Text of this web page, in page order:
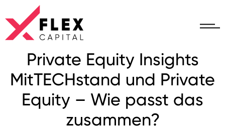
Private Equity Insights
MitTECHstand und Private
Equity – Wie passt das
zusammen?